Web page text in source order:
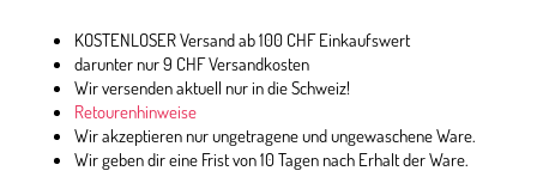
KOSTENLOSER Versand ab 100 CHF Einkaufswert
darunter nur 9 CHF Versandkosten
Wir versenden aktuell nur in die Schweiz!
Retourenhinweise
Wir akzeptieren nur ungetragene und ungewaschene Ware.
Wir geben dir eine Frist von 10 Tagen nach Erhalt der Ware.